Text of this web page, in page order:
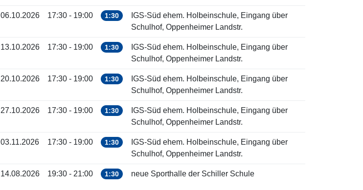
06.10.2026 17:30 - 19:00 1:30
IGS-Süd ehem. Holbeinschule, Eingang über
Schulhof, Oppenheimer Landstr.
13.10.2026 17:30 - 19:00 1:30
IGS-Süd ehem. Holbeinschule, Eingang über
Schulhof, Oppenheimer Landstr.
20.10.2026 17:30 - 19:00 1:30
IGS-Süd ehem. Holbeinschule, Eingang über
Schulhof, Oppenheimer Landstr.
27.10.2026 17:30 - 19:00 1:30
IGS-Süd ehem. Holbeinschule, Eingang über
Schulhof, Oppenheimer Landstr.
03.11.2026 17:30 - 19:00 1:30
IGS-Süd ehem. Holbeinschule, Eingang über
Schulhof, Oppenheimer Landstr.
14.08.2026 19:30 - 21:00 1:30 neue Sporthalle der Schiller Schule